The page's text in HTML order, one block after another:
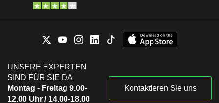
UNSERE EXPERTEN
SIND FÜR SIE DA
Montag - Freitag 9.00-
12.00 Uhr / 14.00-18.00
Kontaktieren Sie uns